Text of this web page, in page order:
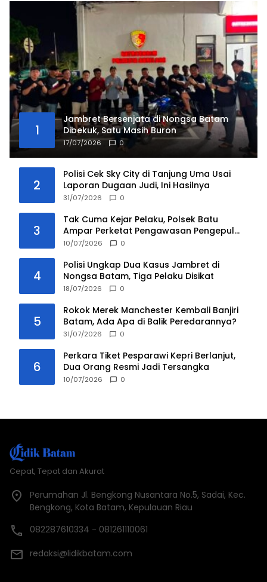
1
Jambret Bersenjata di Nongsa Batam
Dibekuk, Satu Masih Buron
17/07/2026 0
2
Polisi Cek Sky City di Tanjung Uma Usai
Laporan Dugaan Judi, Ini Hasilnya
31/07/2026 0
3
Tak Cuma Kejar Pelaku, Polsek Batu
Ampar Perketat Pengawasan Pengepul
Barang Bekas
10/07/2026 0
4
Polisi Ungkap Dua Kasus Jambret di
Nongsa Batam, Tiga Pelaku Disikat
18/07/2026 0
5
Rokok Merek Manchester Kembali Banjiri
Batam, Ada Apa di Balik Peredarannya?
31/07/2026 0
6
Perkara Tiket Pesparawi Kepri Berlanjut,
Dua Orang Resmi Jadi Tersangka
10/07/2026 0
Cepat, Tepat dan Akurat
Perumahan Jl. Bengkong Nusantara No.5, Sadai, Kec.
Bengkong, Kota Batam, Kepulauan Riau
082287610334 - 081261110061
redaksi@lidikbatam.com